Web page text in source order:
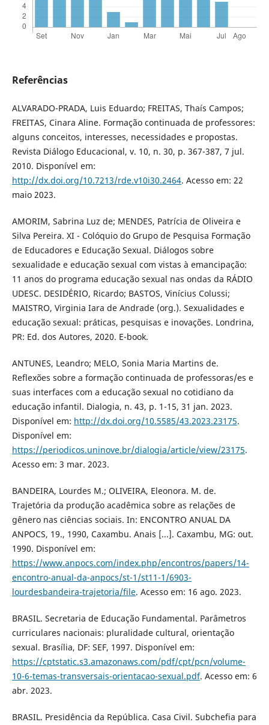
Referências
ALVARADO-PRADA, Luis Eduardo; FREITAS, Thaís Campos;
FREITAS, Cinara Aline. Formação continuada de professores:
alguns conceitos, interesses, necessidades e propostas.
Revista Diálogo Educacional, v. 10, n. 30, p. 367-387, 7 jul.
2010. Disponível em:
http://dx.doi.org/10.7213/rde.v10i30.2464. Acesso em: 22
maio 2023.
AMORIM, Sabrina Luz de; MENDES, Patrícia de Oliveira e
Silva Pereira. XI - Colóquio do Grupo de Pesquisa Formação
de Educadores e Educação Sexual. Diálogos sobre
sexualidade e educação sexual com vistas à emancipação:
11 anos do programa educação sexual nas ondas da RÁDIO
UDESC. DESIDÉRIO, Ricardo; BASTOS, Vinícius Colussi;
MAISTRO, Virginia Iara de Andrade (org.). Sexualidades e
educação sexual: práticas, pesquisas e inovações. Londrina,
PR: Ed. dos Autores, 2020. E-book.
ANTUNES, Leandro; MELO, Sonia Maria Martins de.
Reflexões sobre a formação continuada de professoras/es e
suas interfaces com a educação sexual no cotidiano da
educação infantil. Dialogia, n. 43, p. 1-15, 31 jan. 2023.
Disponível em: http://dx.doi.org/10.5585/43.2023.23175.
Disponível em:
https://periodicos.uninove.br/dialogia/article/view/23175.
Acesso em: 3 mar. 2023.
BANDEIRA, Lourdes M.; OLIVEIRA, Eleonora. M. de.
Trajetória da produção acadêmica sobre as relações de
gênero nas ciências sociais. In: ENCONTRO ANUAL DA
ANPOCS, 19., 1990, Caxambu. Anais [...]. Caxambu, MG: out.
1990. Disponível em:
https://www.anpocs.com/index.php/encontros/papers/14-
encontro-anual-da-anpocs/st-1/st11-1/6903-
lourdesbandeira-trajetoria/file. Acesso em: 16 ago. 2023.
BRASIL. Secretaria de Educação Fundamental. Parâmetros
curriculares nacionais: pluralidade cultural, orientação
sexual. Brasília, DF: SEF, 1997. Disponível em:
https://cptstatic.s3.amazonaws.com/pdf/cpt/pcn/volume-
10-6-temas-transversais-orientacao-sexual.pdf. Acesso em: 6
abr. 2023.
BRASIL. Presidência da República. Casa Civil. Subchefia para